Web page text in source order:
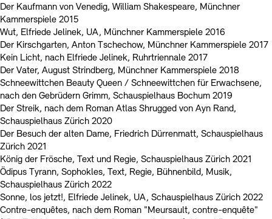
Der Kaufmann von Venedig, William Shakespeare, Münchner
Kammerspiele 2015
Wut, Elfriede Jelinek, UA, Münchner Kammerspiele 2016
Der Kirschgarten, Anton Tschechow, Münchner Kammerspiele 2017
Kein Licht, nach Elfriede Jelinek, Ruhrtriennale 2017
Der Vater, August Strindberg, Münchner Kammerspiele 2018
Schneewittchen Beauty Queen / Schneewittchen für Erwachsene,
nach den Gebrüdern Grimm, Schauspielhaus Bochum 2019
Der Streik, nach dem Roman Atlas Shrugged von Ayn Rand,
Schauspielhaus Zürich 2020
Der Besuch der alten Dame, Friedrich Dürrenmatt, Schauspielhaus
Zürich 2021
König der Frösche, Text und Regie, Schauspielhaus Zürich 2021
Ödipus Tyrann, Sophokles, Text, Regie, Bühnenbild, Musik,
Schauspielhaus Zürich 2022
Sonne, los jetzt!, Elfriede Jelinek, UA, Schauspielhaus Zürich 2022
Contre-enquêtes, nach dem Roman "Meursault, contre-enquête"